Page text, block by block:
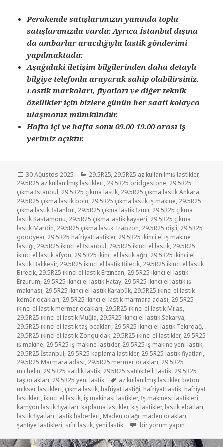
Perakende satışlarımızın yanında toplu
satışlarımızda vardır. Ayrıca İstanbul dışına
da ambarlar aracılığıyla lastik gönderimi
yapılmaktadır.
Aşağıdaki iletişim bilgilerinden daha detaylı
bilgiye telefonla arayarak sahip olabilirsiniz.
Lastik markaları, fiyatları ve diğer teknik
özellikler için bizlere günün her saati kolayca
ulaşmanız mümkündür.
Hafta içi ve hafta sonu 09.00-19.00 arası iş
yerimiz açıktır.
Yayın
tarihi
30 Ağustos 2025 Kategoriler
29.5R25, 29.5R25 az kullanılmış lastikler,
29.5R25 az kullanılmış lastikleri, 29.5R25 bridgestone, 29.5R25
çıkma İstanbul, 29.5R25 çıkma lastik, 29.5R25 çıkma lastik Ankara,
29.5R25 çıkma lastik bolu, 29.5R25 çıkma lastik iş makine, 29.5R25
çıkma lastik İstanbul, 29.5R25 çıkma lastik İzmir, 29.5R25 çıkma
lastik Kastamonu, 29.5R25 çıkma lastik kayseri, 29.5R25 çıkma
lastik Mardin, 29.5R25 çıkma lastik Trabzon, 29.5R25 dişli, 29.5R25
goodyear, 29.5R25 hafriyat lastikler, 29.5R25 ikinci el iş makine
lastiği, 29.5R25 ikinci el İstanbul, 29.5R25 ikinci el lastik, 29.5R25
ikinci el lastik afyon, 29.5R25 ikinci el lastik ağrı, 29.5R25 ikinci el
lastik Balıkesir, 29.5R25 ikinci el lastik Bilecik, 29.5R25 ikinci el lastik
Birecik, 29.5R25 ikinci el lastik Erzincan, 29.5R25 ikinci el lastik
Erzurum, 29.5R25 ikinci el lastik Hatay, 29.5R25 ikinci el lastik iş
makinası, 29.5R25 ikinci el lastik Karabük, 29.5R25 ikinci el lastik
kömür ocakları, 29.5R25 ikinci el lastik marmara adası, 29.5R25
ikinci el lastik mermer ocakları, 29.5R25 ikinci el lastik Milas,
29.5R25 ikinci el lastik Muğla, 29.5R25 ikinci el lastik Sakarya,
29.5R25 ikinci el lastik taş ocakları, 29.5R25 ikinci el lastik Tekirdağ,
29.5R25 ikinci el lastik Zonguldak, 29.5R25 ikinci el lastikler, 29.5R25
iş makine, 29.5R25 iş makine lastikler, 29.5R25 iş makine yeni lastik,
29.5R25 İstanbul, 29.5R25 kaplama lastikler, 29.5R25 lastik fiyatları,
29.5R25 Marmara adası, 29.5R25 mermer ocakları, 29.5R25
michelin, 29.5R25 satılık lastik, 29.5R25 satılık telli lastik, 29.5R25
taş ocakları, 29.5R25 yeni lastik Etiketler
az kullanılmış lastikler, beton
mikser lastikleri, çıkma lastik, hafriyat lastiği, hafriyat lastik, hafriyat
lastikleri, ikinci el lastik, iş makinası lastikler,İş makinesi lastikleri,
kamyon lastik fiyatları, kaplama lastikler, kış lastikler, lastik ebatları,
lastik fiyatları, lastik haberleri, Maden ocağı, maden ocakları,
şantiye lastikleri, sıfır lastik,yeni lastik 29-5-25 BEZLİ İŞ MAKİNE
bir yorum yapın